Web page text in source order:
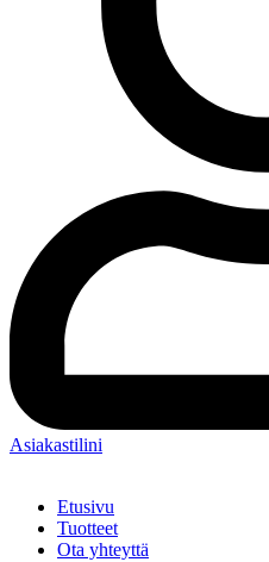
Asiakastilini
Etusivu
Tuotteet
Ota yhteyttä